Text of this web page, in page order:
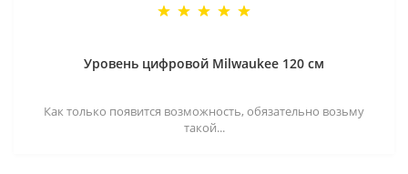
Уровень цифровой Milwaukee 120 см
Как только появится возможность, обязательно возьму
такой...